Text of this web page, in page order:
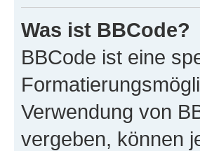
Was ist BBCode?
BBCode ist eine
Verwendung von
vergeben, können